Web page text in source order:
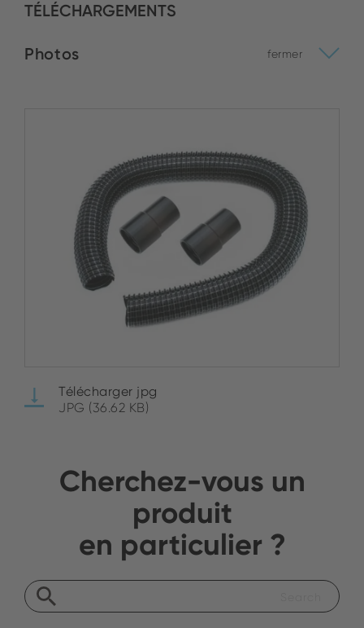
TÉLÉCHARGEMENTS
Photos fermer
Télécharger jpg
JPG (36.62 KB)
Cherchez-vous un
produit
en particulier ?